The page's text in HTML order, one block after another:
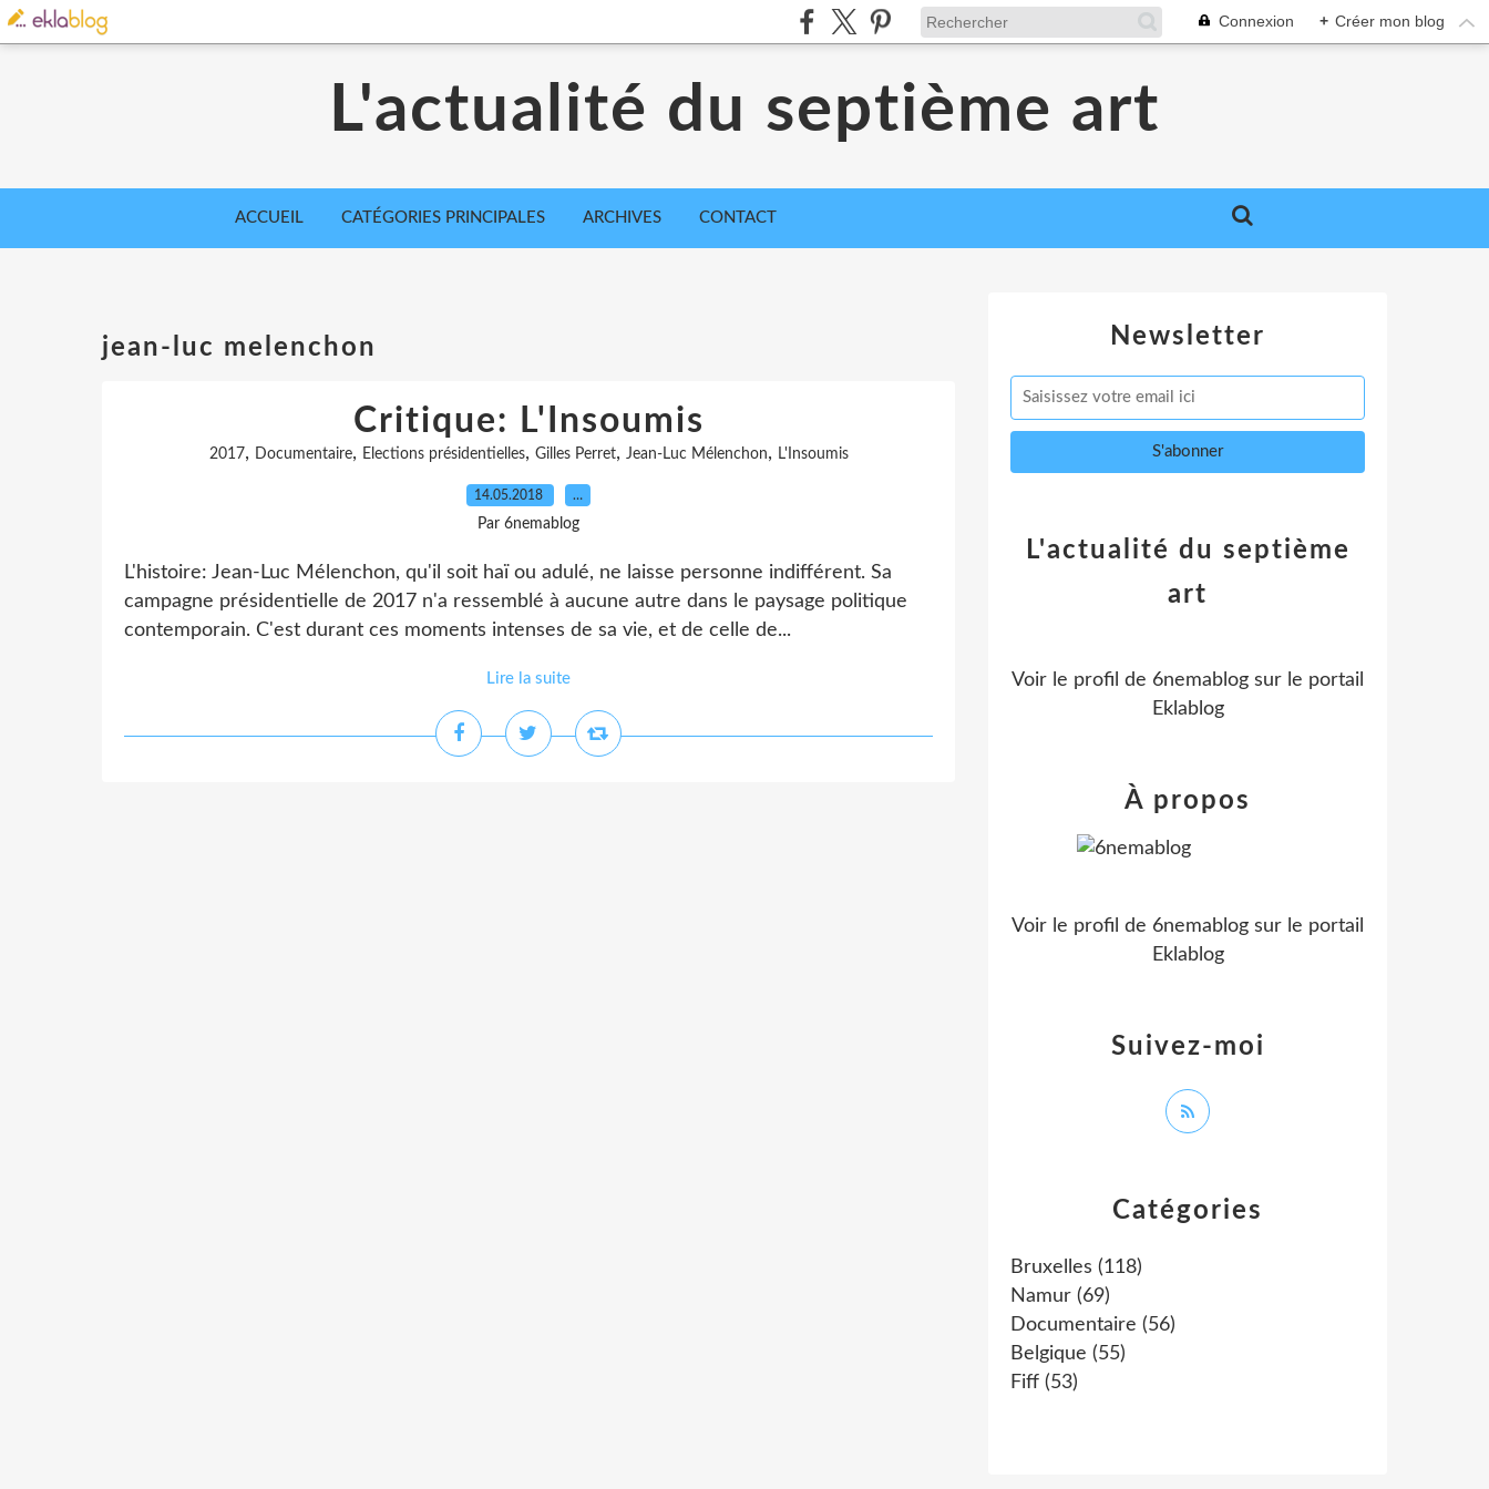
Connexion + Créer mon blog
L'actualité du septième art
ACCUEIL CATÉGORIES PRINCIPALES ARCHIVES CONTACT
jean-luc melenchon
Critique: L'Insoumis
2017, Documentaire, Elections présidentielles, Gilles Perret, Jean-Luc Mélenchon, L'Insoumis
14.05.2018 …
Par 6nemablog
L'histoire: Jean-Luc Mélenchon, qu'il soit haï ou adulé, ne laisse personne indifférent. Sa
campagne présidentielle de 2017 n'a ressemblé à aucune autre dans le paysage politique
contemporain. C'est durant ces moments intenses de sa vie, et de celle de...
Lire la suite
Newsletter
Catégories
Bruxelles (118)
Namur (69)
Documentaire (56)
Belgique (55)
Fiff (53)
L'actualité du septième
art
Voir le profil de 6nemablog sur le portail
Eklablog
Suivez-moi
À propos
Voir le profil de 6nemablog sur le portail
Eklablog